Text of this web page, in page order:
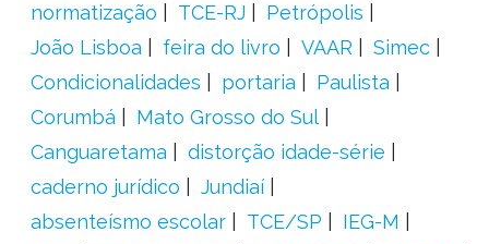
normatização
TCE-RJ
Petrópolis
João Lisboa
feira do livro VAAR
Simec
Condicionalidades
portaria
Paulista
Corumbá
Mato Grosso do Sul
Canguaretama
distorção idade-série
caderno jurídico
Jundiaí
absenteísmo escolar
TCE/SP
IEG-M